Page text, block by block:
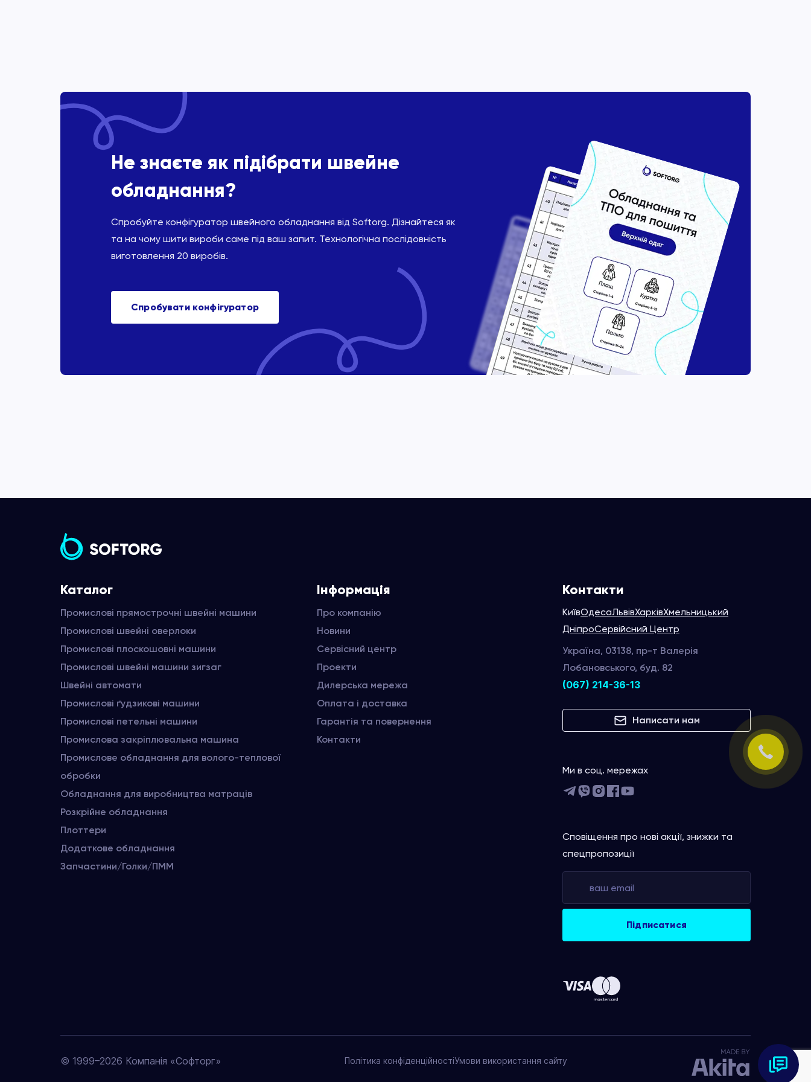
Не знаєте як підібрати швейне
обладнання?
Спробуйте конфігуратор швейного обладнання від Softorg. Дізнайтеся як
та на чому шити вироби саме під ваш запит. Технологічна послідовність
виготовлення 20 виробів.
Спробувати конфігуратор
Каталог
Промислові прямострочні швейні машини
Промислові швейні оверлоки
Промислові плоскошовні машини
Промислові швейні машини зигзаг
Швейні автомати
Промислові ґудзикові машини
Промислові петельні машини
Промислова закріплювальна машина
Промислове обладнання для волого-теплової
обробки
Обладнання для виробництва матраців
Розкрійне обладнання
Плоттери
Додаткове обладнання
Запчастини/Голки/ПММ
Інформація
Про компанію
Новини
Сервісний центр
Проекти
Дилерська мережа
Оплата і доставка
Гарантія та повернення
Контакти
Контакти
КиївОдесаЛьвівХарківХмельницький
ДніпроСервійсний Центр
Україна, 03138, пр-т Валерія
Лобановського, буд. 82
(067) 214-36-13
Написати нам
Ми в соц. мережах
Сповіщення про нові акції, знижки та
спецпропозиції
© 1999–2026 Компанія «Софторг» Політика конфіденційностіУмови використання сайту